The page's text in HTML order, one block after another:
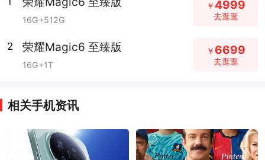
16G+512G
￥ 4999
去逛逛
2 荣耀Magic6 至臻版
16G+1T
￥ 6699
去逛逛
相关手机资讯